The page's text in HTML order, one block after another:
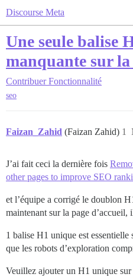
Discourse Meta
Une seule balise
manquante sur
Contribuer Fonctionnalité
seo
Faizan_Zahid (Faizan Zahid) 1
J’ai fait ceci la dernière fois
other pages to improve SEO
et l’équipe a corrigé le doublon
maintenant sur la page d’accueil,
1 balise H1 unique est essentielle
que les robots d’exploration
Veuillez ajouter un H1 unique sur